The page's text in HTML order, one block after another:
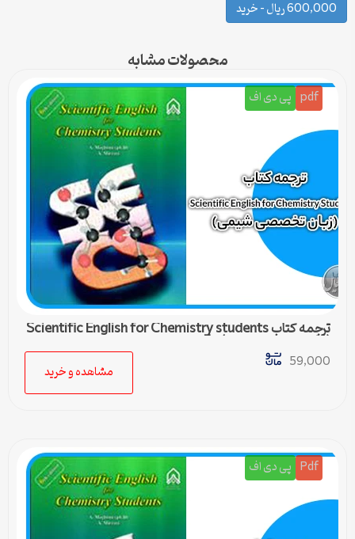
600,000 ریال – خرید
محصولات مشابه
pdf پی دی اف
ترجمه کتاب Scientific English for Chemistry students
(زبان تخصصی شیمی) – 5
59,000
مشاهده و خرید
Pdf پی دی اف